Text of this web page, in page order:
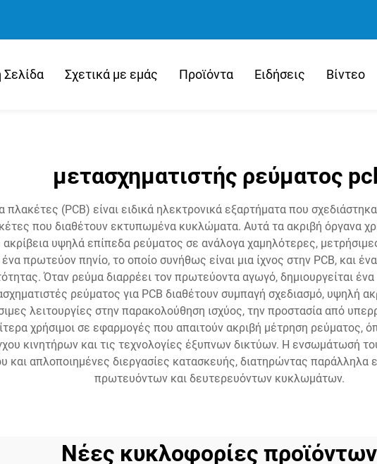
Σελίδα Σχετικά με εμάς Προϊόντα Ειδήσεις Βίντεο
μετασχηματιστής ρεύματος
πλακέτες (PCB) είναι ειδικά ηλεκτρονικά εξαρτήματα που
που διαθέτουν εκτυπωμένα κυκλώματα. Αυτά τα ακριβή όργανα
υψηλά επίπεδα ρεύματος σε ανάλογα χαμηλότερες,
πρωτεύον πηνίο, το οποίο συνήθως είναι μια ίχνος στην PCB, και
Όταν ρεύμα διαρρέει τον πρωτεύοντα αγωγό, δημιουργείται
ρεύματος για PCB διαθέτουν συμπαγή σχεδιασμό, υψηλή
λειτουργίες στην παρακολούθηση ισχύος, την προστασία από
χρήσιμοι σε εφαρμογές που απαιτούν ακριβή μέτρηση ρεύματος,
κινητήρων και τις τεχνολογίες έξυπνων δικτύων. Η ενσωμάτωσή
και απλοποιημένες διεργασίες κατασκευής, διατηρώντας παράλληλα
πρωτευόντων και δευτερευόντων κυκλωμάτων.
Νέες κυκλοφορίες προϊόντων